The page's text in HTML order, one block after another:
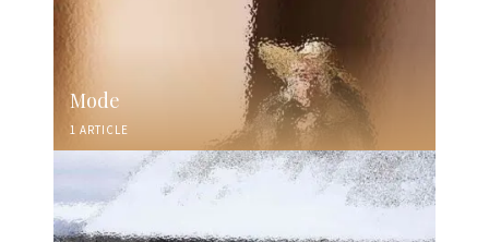
Mode
1 ARTICLE